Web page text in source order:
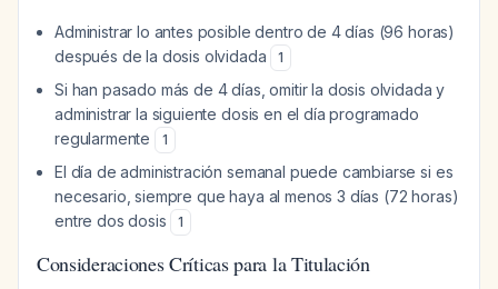
Administrar lo antes posible dentro de 4 días (96 horas)
después de la dosis olvidada
1
Si han pasado más de 4 días, omitir la dosis olvidada y
administrar la siguiente dosis en el día programado
regularmente
1
El día de administración semanal puede cambiarse si es
necesario, siempre que haya al menos 3 días (72 horas)
entre dos dosis
1
Consideraciones Críticas para la Titulación